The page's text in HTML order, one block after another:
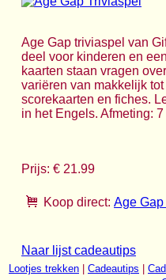
Age Gap triviaspel van
deel voor kinderen en
kaarten staan vragen
variëren van makkelijk
scorekaarten en fiches.
in het Engels. Afmeting:
Prijs: € 21.99
Koop direct: Age Gap
Naar lijst cadeautips
Lootjes trekken Cadeautips